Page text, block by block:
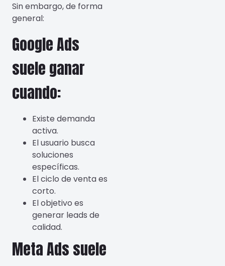
Sin embargo, de forma
general:
Google Ads
suele ganar
cuando:
Existe demanda
activa.
El usuario busca
soluciones
específicas.
El ciclo de venta es
corto.
El objetivo es
generar leads de
calidad.
Meta Ads suele